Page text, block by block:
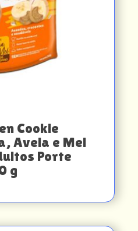
Cookie
Aveia e Mel
Porte
g